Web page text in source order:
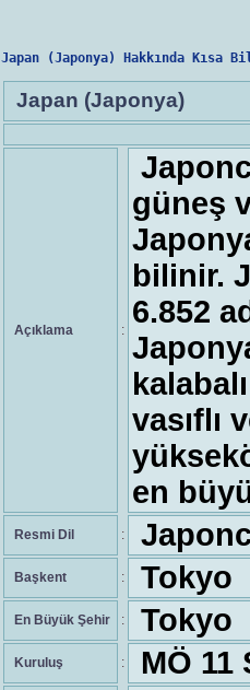
Japan (Japonya) Hakkında Kısa
Japan (Japonya)
Açıklama :
güneş
bilinir.
6.852
vasıflı
en
Resmi Dil :
Başkent : Tokyo
En Büyük Şehir : Tokyo
Kuruluş : MÖ 11